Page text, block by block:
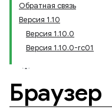
Обратная связь
Версия 1.10
Версия 1.10.0
Версия 1.10.0-rc01
Браузер